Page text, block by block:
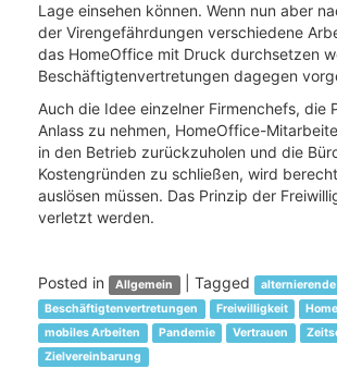
Lage einsehen können. Wenn nun aber
der Virengefährdungen verschiedene
das HomeOffice mit Druck durchsetzen
Beschäftigtenvertretungen dagegen
Auch die Idee einzelner Firmenchefs, die
Anlass zu nehmen, HomeOffice-
in den Betrieb zurückzuholen und die
Kostengründen zu schließen, wird
auslösen müssen. Das Prinzip der
verletzt werden.
Posted in Allgemein Tagged
Beschäftigtenvertretungen
Freiwilligkeit
mobiles Arbeiten
Pandemie Vertrauen
Zielvereinbarung